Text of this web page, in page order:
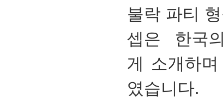
불락 파티
셉은 한국
게 소개하
였습니다.